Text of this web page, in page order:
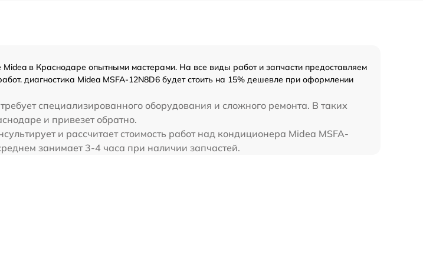
в Краснодаре опытными мастерами. На все виды работ и запчасти предоставляем
диагностика Midea MSFA-12N8D6 будет стоить на 15% дешевле при оформлении
специализированного оборудования и сложного ремонта. В таких
и привезет обратно.
и рассчитает стоимость работ над кондиционера Midea MSFA-
занимает 3-4 часа при наличии запчастей.